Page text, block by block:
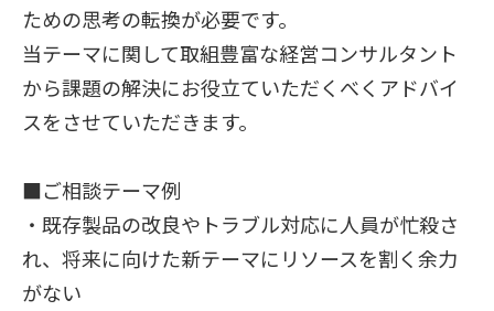
ための思考の転換が必要です。
当テーマに関して取組豊富な経営コンサルタント
から課題の解決にお役立ていただくべくアドバイ
スをさせていただきます。
■ご相談テーマ例
・既存製品の改良やトラブル対応に人員が忙殺さ
れ、将来に向けた新テーマにリソースを割く余力
がない